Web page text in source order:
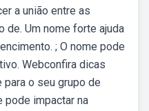
a união entre as
de. Um nome forte ajuda
; O nome pode
Webconfira dicas
o seu grupo de
pode impactar na